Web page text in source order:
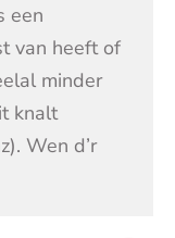
een
van heeft of
minder
knalt
Wen d’r